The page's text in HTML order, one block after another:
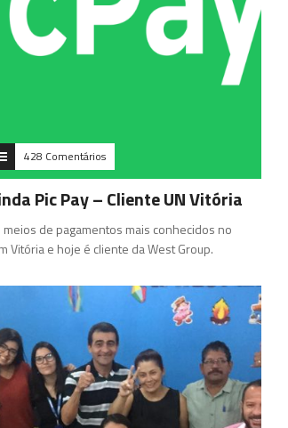
428 Comentários
Pic Pay – Cliente UN Vitória
meios de pagamentos mais conhecidos no
Vitória e hoje é cliente da West Group.